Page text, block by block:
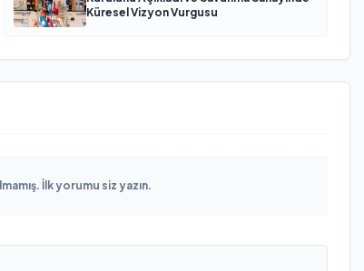
Küresel Vizyon Vurgusu
İlk yorumu siz yazın.